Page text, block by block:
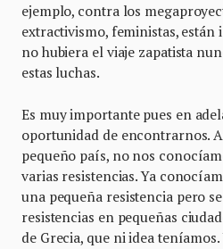
ejemplo, contra los
extractivismo, feministas, están
no hubiera el viaje zapatista
estas luchas.
Es muy importante pues en
oportunidad de encontrarnos.
pequeño país, no nos
varias resistencias. Ya
una pequeña resistencia pero
resistencias en pequeñas
de Grecia, que ni idea